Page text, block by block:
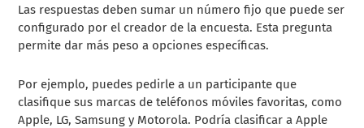
Las respuestas deben sumar un número fijo que puede ser
configurado por el creador de la encuesta. Esta pregunta
permite dar más peso a opciones específicas.
Por ejemplo, puedes pedirle a un participante que
clasifique sus marcas de teléfonos móviles favoritas, como
Apple, LG, Samsung y Motorola. Podría clasificar a Apple